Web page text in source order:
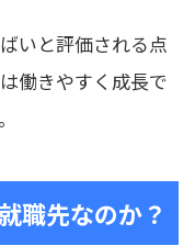
いと評価される点
働きやすく成長で
職先なのか？